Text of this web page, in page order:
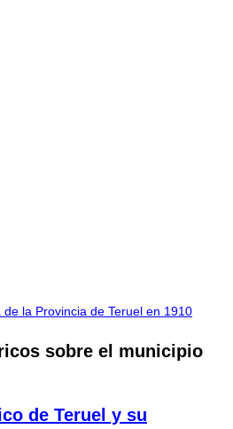
de la Provincia de Teruel en 1910
sobre el municipio
de Teruel y su